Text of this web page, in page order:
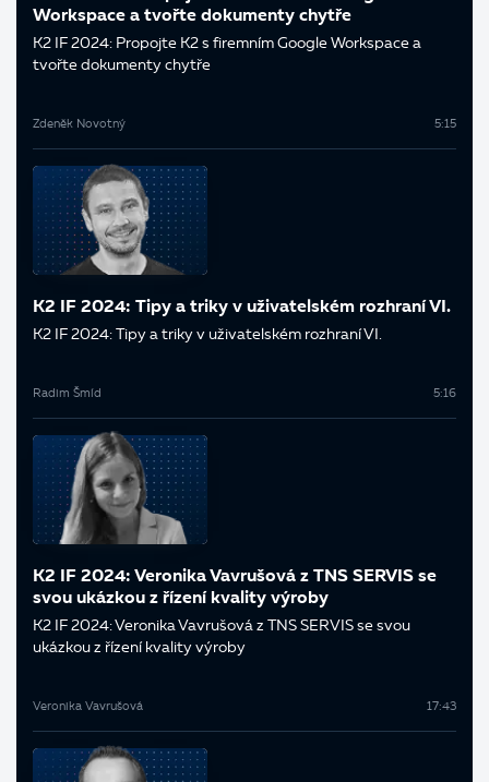
Workspace a tvořte dokumenty chytře
K2 IF 2024: Propojte K2 s firemním Google Workspace a
tvořte dokumenty chytře
Zdeněk Novotný 5:15
K2 IF 2024: Tipy a triky v uživatelském rozhraní VI.
K2 IF 2024: Tipy a triky v uživatelském rozhraní VI.
Radim Šmíd 5:16
K2 IF 2024: Veronika Vavrušová z TNS SERVIS se
svou ukázkou z řízení kvality výroby
K2 IF 2024: Veronika Vavrušová z TNS SERVIS se svou
ukázkou z řízení kvality výroby
Veronika Vavrušová 17:43